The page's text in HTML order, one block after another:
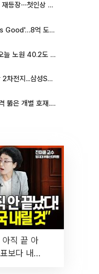
‘나솔사계’ 국화, 결별 후 재등장⋯첫인상 투표 휩쓸고 ‘인기녀’ 등극
드, 용산 대통령실 CI 업체가 수행
노원 40.2도 기록
[특징주] 반도체 온기 탄 2차전지...삼성SDI, 장 초반 7% 넘게 껑충
[증시키워드] 반도체 충격 뚫은 개별 호재...포스코퓨처엠·에코프로·한화솔루션 '눈길'
아직 끝 아
보다 내릴